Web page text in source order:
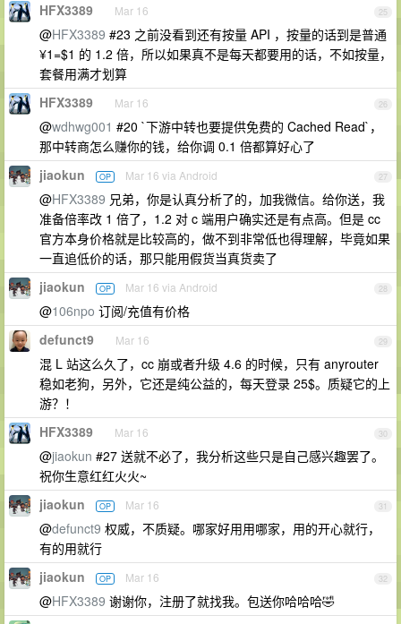
25
HFX3389 Mar 16
@HFX3389 #23 之前没看到还有按量 API ，按量的话到是普通
¥1=$1 的 1.2 倍，所以如果真不是每天都要用的话，不如按量，
套餐用满才划算
26
HFX3389 Mar 16
@wdhwg001 #20 `下游中转也要提供免费的 Cached Read`，
那中转商怎么赚你的钱，给你调 0.1 倍都算好心了
27
jiaokun OP Mar 16 via Android
@HFX3389 兄弟，你是认真分析了的，加我微信。给你送，我
准备倍率改 1 倍了，1.2 对 c 端用户确实还是有点高。但是 cc
官方本身价格就是比较高的，做不到非常低也得理解，毕竟如果
一直追低价的话，那只能用假货当真货卖了
28
jiaokun OP Mar 16 via Android
@106npo 订阅/充值有价格
29
defunct9 Mar 16
混 L 站这么久了，cc 崩或者升级 4.6 的时候，只有 anyrouter
稳如老狗，另外，它还是纯公益的，每天登录 25$。质疑它的上
游？！
30
HFX3389 Mar 16
@jiaokun #27 送就不必了，我分析这些只是自己感兴趣罢了。
祝你生意红红火火~
31
jiaokun OP Mar 16
@defunct9 权威，不质疑。哪家好用用哪家，用的开心就行，
有的用就行
32
jiaokun OP Mar 16
@HFX3389 谢谢你，注册了就找我。包送你哈哈哈🤣